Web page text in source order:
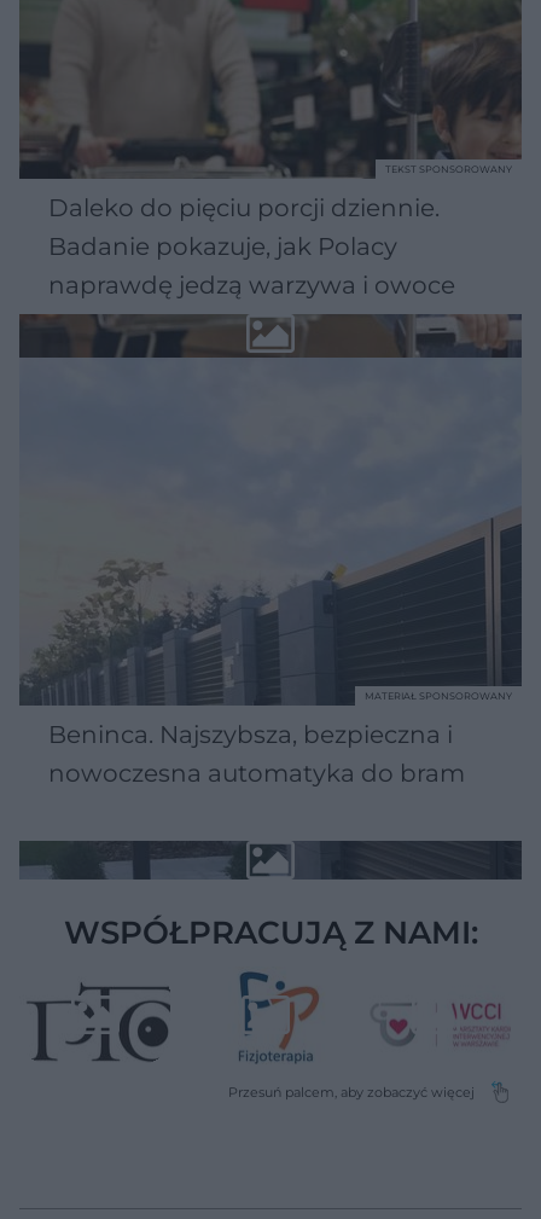
Daleko do pięciu porcji dziennie.
Badanie pokazuje, jak Polacy
naprawdę jedzą warzywa i owoce
TEKST SPONSOROWANY
Beninca. Najszybsza, bezpieczna i
nowoczesna automatyka do bram
MATERIAŁ SPONSOROWANY
WSPÓŁPRACUJĄ Z NAMI: